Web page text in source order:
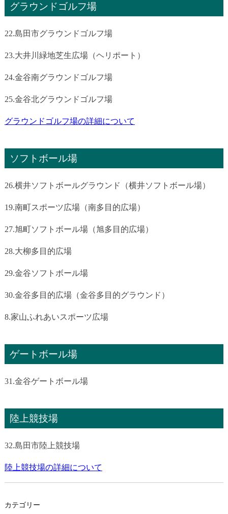
グラウンドゴルフ場
22.島田市グラウンドゴルフ場
23.大井川緑地芝生広場（ヘリポート）
24.金谷南グラウンドゴルフ場
25.金谷北グラウンドゴルフ場
グラウンドゴルフ場の詳細について
ソフトボール場
26.横井ソフトボールグラウンド（横井ソフトボール場）
19.南町スポーツ広場（南多目的広場）
27.旭町ソフトボール場（旭多目的広場）
28.大柳多目的広場
29.金谷ソフトボール場
30.金谷多目的広場（金谷多目的グラウンド）
8.家山ふれあいスポーツ広場
ゲートボール場
31.金谷ゲートボール場
陸上競技場
32.島田市陸上競技場
陸上競技場の詳細について
カテゴリー